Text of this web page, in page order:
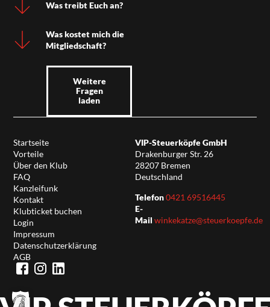
Was treibt Euch an?
Was kostet mich die
Mitgliedschaft?
Weitere
Fragen
laden
Startseite
Vorteile
Über den Klub
FAQ
Kanzleifunk
Kontakt
Klubticket buchen
Login
Impressum
Datenschutzerklärung
AGB
VIP-Steuerköpfe GmbH
Drakenburger Str. 26
28207 Bremen
Deutschland
Telefon0421 69516445
E-
Mail winkekatze@steuerkoepfe.de